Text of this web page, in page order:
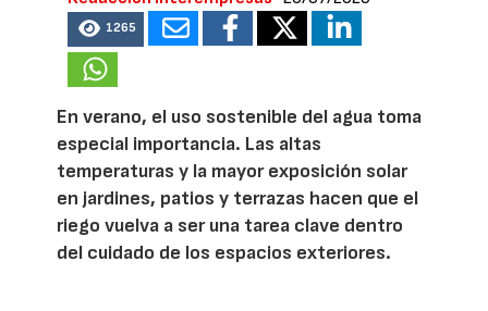
1265
En verano, el uso sostenible del agua toma
especial importancia. Las altas
temperaturas y la mayor exposición solar
en jardines, patios y terrazas hacen que el
riego vuelva a ser una tarea clave dentro
del cuidado de los espacios exteriores.